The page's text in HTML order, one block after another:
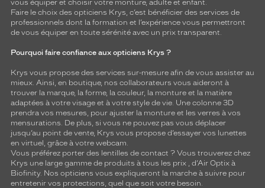
vous équiper et choisir votre monture, adulte et enfant.
Faire le choix des opticiens Krys, c’est bénéficier des services de
professionnels dont la formation et l’expérience vous permettront
de vous équiper en toute sérénité avec un prix transparent.
Pourquoi faire confiance aux opticiens Krys ?
Krys vous propose des services sur-mesure afin de vous assister au
mieux. Ainsi, en boutique, nos collaborateurs vous aideront à
trouver la marque, la forme, la couleur, la monture et la matière
adaptées à votre visage et à votre style de vie. Une colonne 3D
prendra vos mesures, pour ajuster la monture et les verres à vos
mensurations. De plus, si vous ne pouvez pas vous déplacer
jusqu’au point de vente, Krys vous propose d’essayer vos lunettes
en virtuel, grâce à votre webcam.
Vous préférez porter des lentilles de contact ? Vous trouverez chez
Krys une large gamme de produits à tous les prix , d’Air Optix à
Biofinity. Nos opticiens vous expliqueront la marche à suivre pour
entretenir vos protections, quel que soit votre besoin.